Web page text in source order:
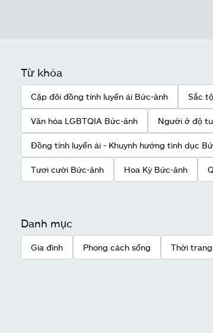
Từ khóa
Cặp đôi đồng tính luyến ái Bức-ảnh Sắc
Văn hóa LGBTQIA Bức-ảnh Người ở độ
Đồng tính luyến ái - Khuynh hướng tình dục
Tươi cười Bức-ảnh Hoa Kỳ Bức-ảnh
Danh mục
Gia đình Phong cách sống Thời